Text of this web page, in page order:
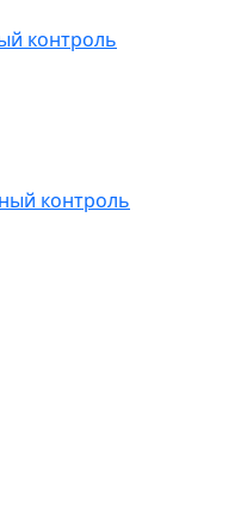
контроль
контроль